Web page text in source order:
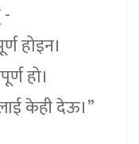
होइन।
हो।
केही देऊ।”